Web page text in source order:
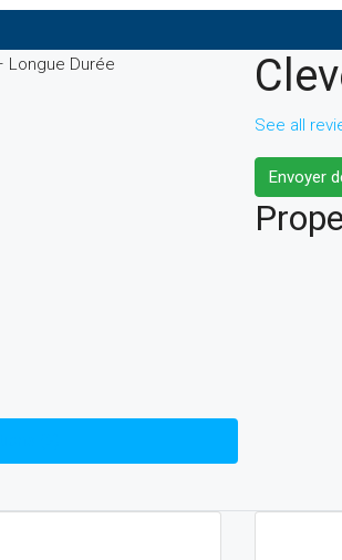
See all
Envoyer